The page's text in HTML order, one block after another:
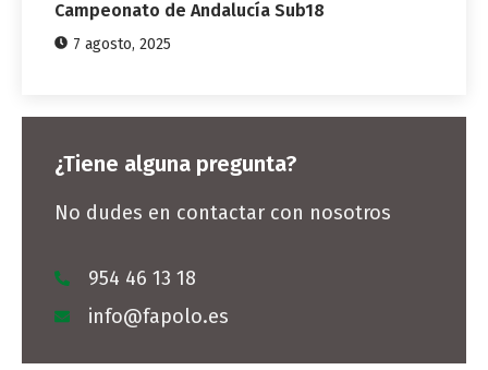
Campeonato de Andalucía Sub18
7 agosto, 2025
¿Tiene alguna pregunta?
No dudes en contactar con nosotros
954 46 13 18
info@fapolo.es